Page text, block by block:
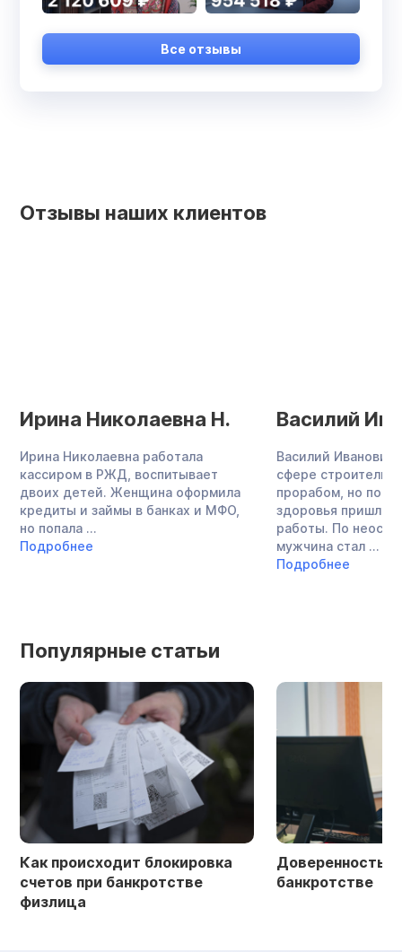
Все отзывы
Отзывы наших клиентов
Ирина Николаевна Н.
Ирина Николаевна работала
кассиром в РЖД, воспитывает
двоих детей. Женщина оформила
кредиты и займы в банках и МФО,
но попала ...
Подробнее
Василий
Василий Иванович
сфере
прорабом, но по
здоровья
работы. По
мужчина стал ...
Подробнее
Популярные статьи
Как происходит блокировка
счетов при банкротстве
физлица
Доверенность
банкротстве